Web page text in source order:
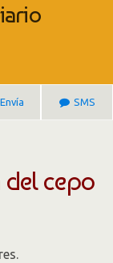
Envía SMS
cepo